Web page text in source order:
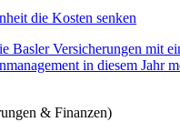
die Kosten senken
Basler Versicherungen mit
in diesem Jahr
& Finanzen)